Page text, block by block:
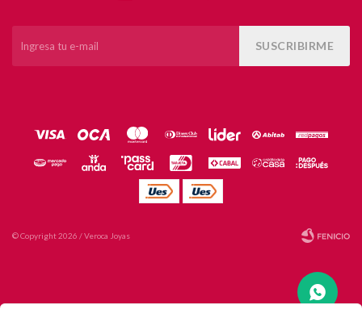
SUSCRIBIRME
© Copyright 2026 / Veroca Joyas